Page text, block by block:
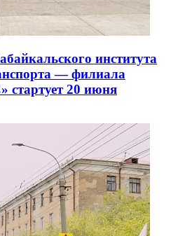
института
—​ филиала
20 июня